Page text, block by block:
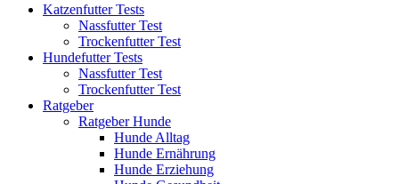
Katzenfutter Tests
Nassfutter Test
Trockenfutter Test
Hundefutter Tests
Nassfutter Test
Trockenfutter Test
Ratgeber
Ratgeber Hunde
Hunde Alltag
Hunde Ernährung
Hunde Erziehung